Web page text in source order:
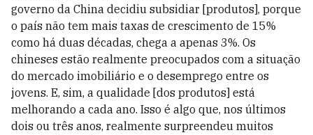
governo da China decidiu subsidiar [produtos], porque
o país não tem mais taxas de crescimento de 15%
como há duas décadas, chega a apenas 3%. Os
chineses estão realmente preocupados com a situação
do mercado imobiliário e o desemprego entre os
jovens. E, sim, a qualidade [dos produtos] está
melhorando a cada ano. Isso é algo que, nos últimos
dois ou três anos, realmente surpreendeu muitos